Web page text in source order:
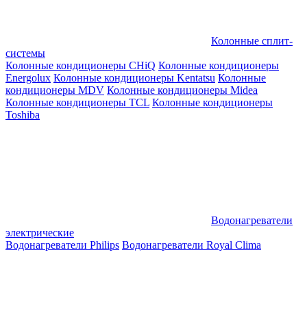
Колонные сплит-
системы
Колонные кондиционеры CHiQ Колонные кондиционеры
Energolux Колонные кондиционеры Kentatsu Колонные
кондиционеры MDV Колонные кондиционеры Midea
Колонные кондиционеры TCL Колонные кондиционеры
Toshiba
Водонагреватели
электрические
Водонагреватели Philips Водонагреватели Royal Clima